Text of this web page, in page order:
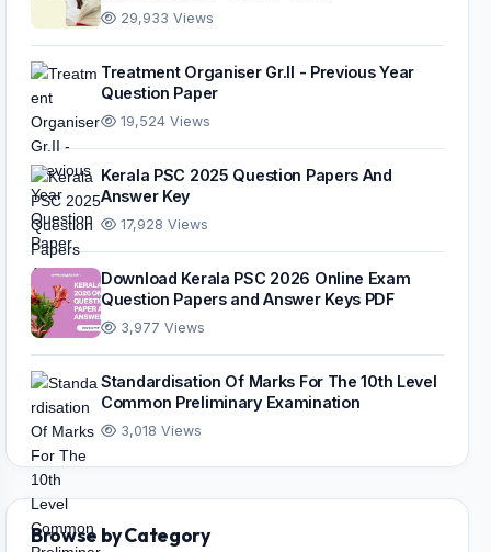
29,933 Views
Treatment Organiser Gr.II - Previous Year
Question Paper
19,524 Views
Kerala PSC 2025 Question Papers And
Answer Key
17,928 Views
Download Kerala PSC 2026 Online Exam
Question Papers and Answer Keys PDF
3,977 Views
Standardisation Of Marks For The 10th Level
Common Preliminary Examination
3,018 Views
Browse by Category